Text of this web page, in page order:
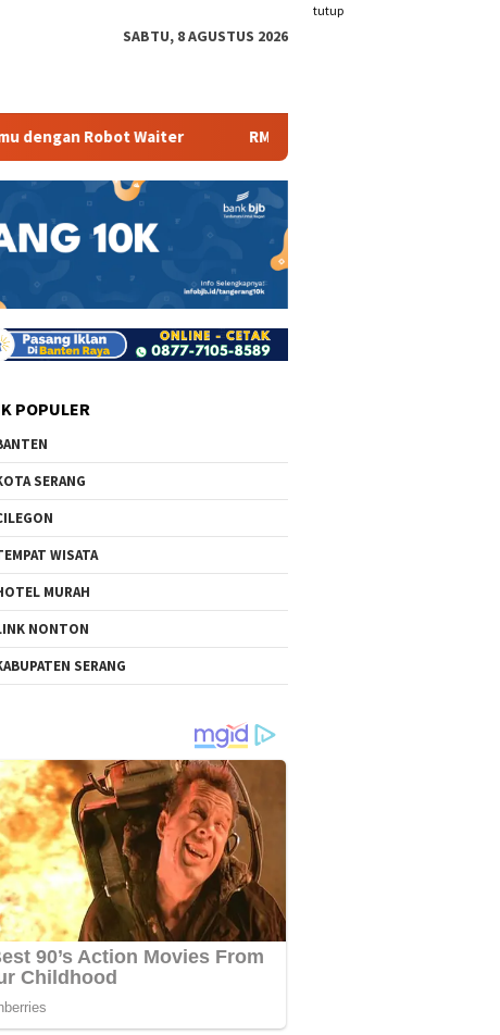
tutup
SABTU, 8 AGUSTUS 2026
Robot Waiter RM Parahiyangan Sajikan Pecak
POPULER
SERANG
WISATA
MURAH
NONTON
SERANG